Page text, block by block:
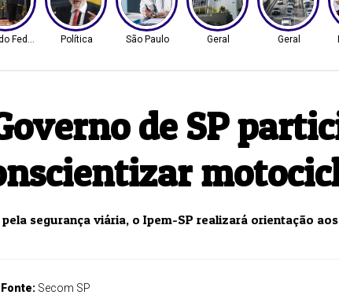
Federal Política São Paulo Geral Geral
de SP
segurança viária, o Ipem-SP realizará orientação
Fonte: Secom SP